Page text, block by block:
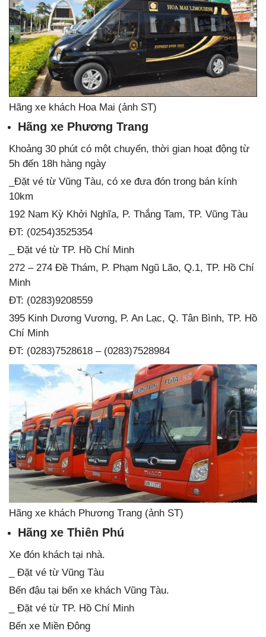
Hãng xe khách Hoa Mai (ảnh ST)
Hãng xe Phương Trang
Khoảng 30 phút có một chuyến, thời gian hoạt động từ
5h đến 18h hàng ngày
_Đặt vé từ Vũng Tàu, có xe đưa đón trong bán kính
10km
192 Nam Kỳ Khởi Nghĩa, P. Thắng Tam, TP. Vũng Tàu
ĐT: (0254)3525354
_ Đặt vé từ TP. Hồ Chí Minh
272 – 274 Đề Thám, P. Phạm Ngũ Lão, Q.1, TP. Hồ Chí
Minh
ĐT: (0283)9208559
395 Kinh Dương Vương, P. An Lạc, Q. Tân Bình, TP. Hồ
Chí Minh
ĐT: (0283)7528618 – (0283)7528984
Hãng xe khách Phương Trang (ảnh ST)
Hãng xe Thiên Phú
Xe đón khách tại nhà.
_ Đặt vé từ Vũng Tàu
Bến đậu tại bến xe khách Vũng Tàu.
_ Đặt vé từ TP. Hồ Chí Minh
Bến xe Miền Đông